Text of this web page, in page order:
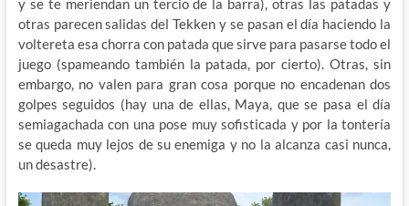
y se te meriendan un tercio de la barra), otras las patadas y
otras parecen salidas del Tekken y se pasan el día haciendo la
voltereta esa chorra con patada que sirve para pasarse todo el
juego (spameando también la patada, por cierto). Otras, sin
embargo, no valen para gran cosa porque no encadenan dos
golpes seguidos (hay una de ellas, Maya, que se pasa el día
semiagachada con una pose muy sofisticada y por la tontería
se queda muy lejos de su enemiga y no la alcanza casi nunca,
un desastre).